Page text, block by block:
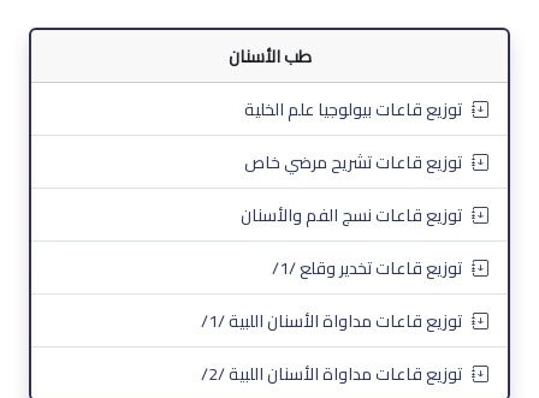
طب الأسنان
توزيع قاعات بيولوجيا علم الخلية
توزيع قاعات تشريح مرضي خاص
توزيع قاعات نسج الفم والأسنان
توزيع قاعات تخدير وقلع /1/
توزيع قاعات مداواة الأسنان اللبية /1/
توزيع قاعات مداواة الأسنان اللبية /2/